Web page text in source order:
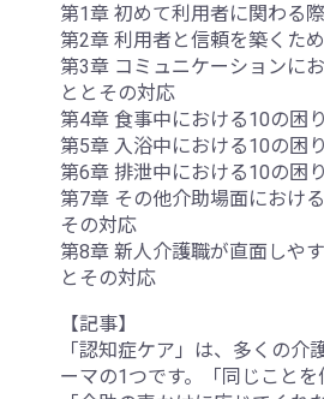
第1章 初めて利用者に関わる
第2章 利用者と信頼を築くた
第3章 コミュニケーションに
ととその対応
第4章 食事中における10の困
第5章 入浴中における10の困
第6章 排泄中における10の困
第7章 その他介助場面におけ
その対応
第8章 新人介護職が直面しや
とその対応
【記事】
「認知症ケア」は、多くの介
ーマの1つです。「同じことを